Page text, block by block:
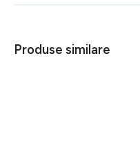
Produse similare